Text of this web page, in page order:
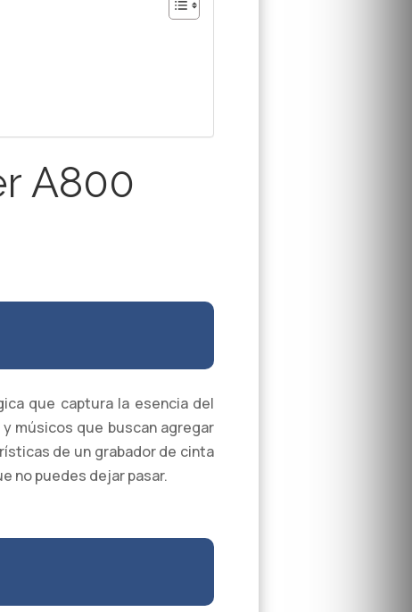
A800
que captura la esencia del
músicos que buscan agregar
de un grabador de cinta
no puedes dejar pasar.